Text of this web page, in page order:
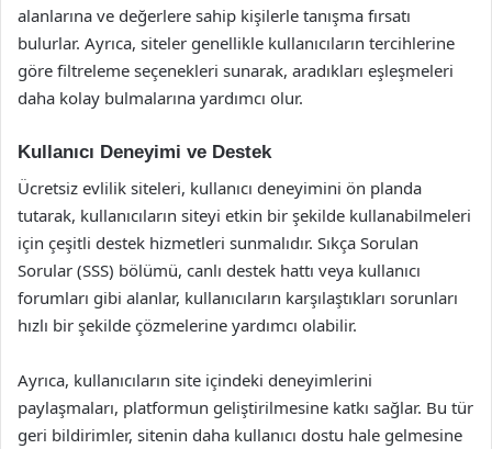
alanlarına ve değerlere sahip kişilerle tanışma fırsatı
bulurlar. Ayrıca, siteler genellikle kullanıcıların tercihlerine
göre filtreleme seçenekleri sunarak, aradıkları eşleşmeleri
daha kolay bulmalarına yardımcı olur.
Kullanıcı Deneyimi ve Destek
Ücretsiz evlilik siteleri, kullanıcı deneyimini ön planda
tutarak, kullanıcıların siteyi etkin bir şekilde kullanabilmeleri
için çeşitli destek hizmetleri sunmalıdır. Sıkça Sorulan
Sorular (SSS) bölümü, canlı destek hattı veya kullanıcı
forumları gibi alanlar, kullanıcıların karşılaştıkları sorunları
hızlı bir şekilde çözmelerine yardımcı olabilir.
Ayrıca, kullanıcıların site içindeki deneyimlerini
paylaşmaları, platformun geliştirilmesine katkı sağlar. Bu tür
geri bildirimler, sitenin daha kullanıcı dostu hale gelmesine